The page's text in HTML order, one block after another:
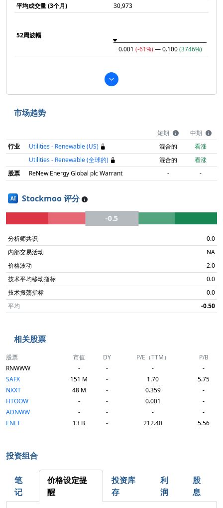
平均成交量 (3个月)
30,973
52周波幅
0.001 (-61%) — 0.100(3746%)
市场趋势
短期
中期
行业
Utilities - Renewable (US) 混合的
看涨
Utilities - Renewable (全球的)
混合的
看涨
股票
ReNew Energy Global plc Warrant - -
AI Stockmoo 评分
-0.5
分析师共识
0.0
内部交易活动
NA
价格波动
-2.0
技术平均移动指标
0.0
技术振荡指标
0.0
平均
-0.50
相关股票
股票 市值 DY P/E（TTM）
P/B
RNWWW
- - -
-
SAFX
151 M - 1.70
5.75
NXXT
48 M - 0.359
-
HTOOW
- - 0.001
-
ADNWW
- - -
-
ENLT
13 B - 212.40 5.56
投资组合
笔
记
价格设定提
醒
投资库
存
利
润
股
息